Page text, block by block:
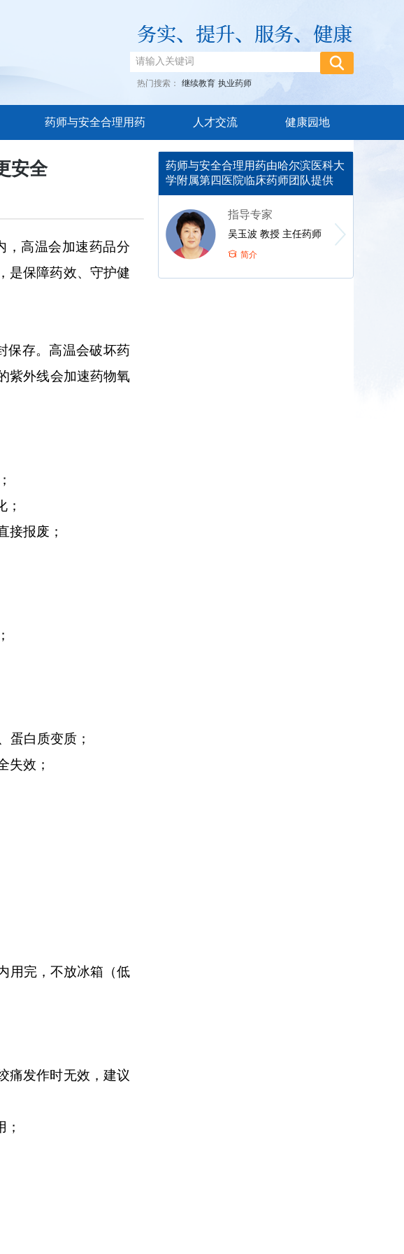
热门搜索： 继续教育 执业药师
药师与安全合理用药 人才交流 健康园地
安全
，高温会加速药品分
是保障药效、守护健
保存。高温会破坏药
紫外线会加速药物氧
接报废；
蛋白质变质；
失效；
用完，不放冰箱（低
痛发作时无效，建议
药师与安全合理用药由哈尔滨医科大
学附属第四医院临床药师团队提供
指导专家
吴玉波 教授 主任药师
简介